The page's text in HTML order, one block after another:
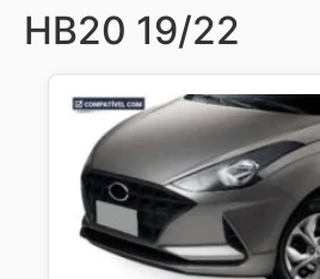
HB20 19/22